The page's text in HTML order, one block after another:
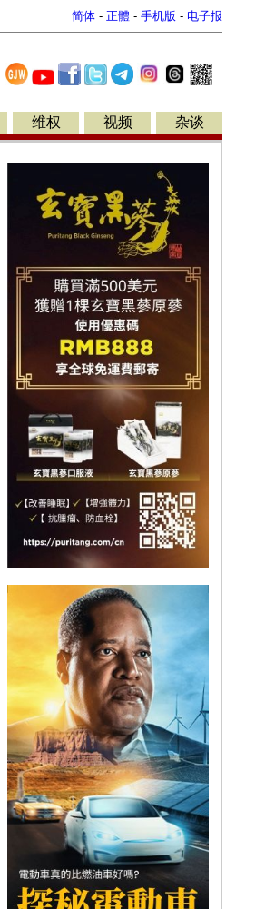
简体 - 正體 - 手机版 - 电子报
维权 视频 杂谈